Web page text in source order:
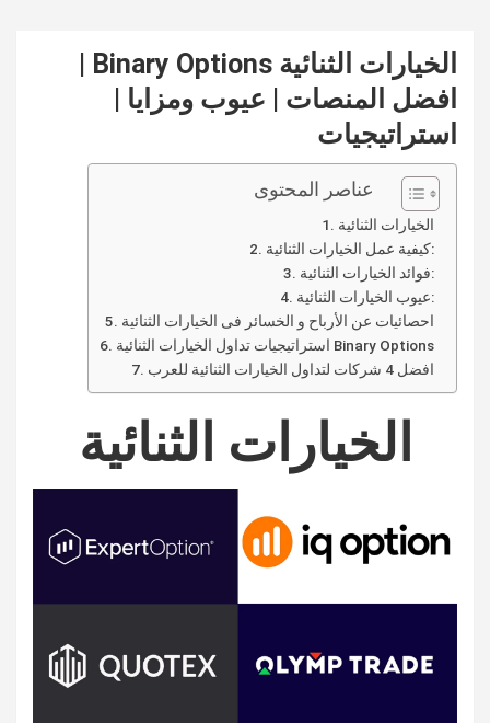
الخيارات الثنائية Binary Options |
افضل المنصات | عيوب ومزايا |
استراتيجيات
عناصر المحتوى
الخيارات الثنائية
كيفية عمل الخيارات الثنائية:
فوائد الخيارات الثنائية:
عيوب الخيارات الثنائية:
احصائيات عن الأرباح و الخسائر فى الخيارات الثنائية
استراتيجيات تداول الخيارات الثنائية Binary Options
افضل 4 شركات لتداول الخيارات الثنائية للعرب
الخيارات الثنائية